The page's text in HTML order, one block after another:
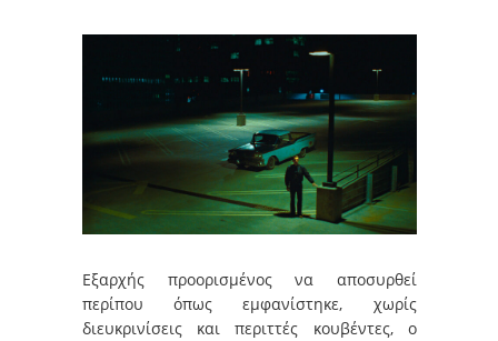
Εξαρχής προορισμένος να αποσυρθεί
περίπου όπως εμφανίστηκε, χωρίς
διευκρινίσεις και περιττές κουβέντες, ο